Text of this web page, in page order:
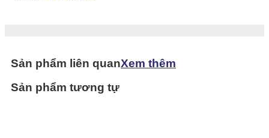
Sản phẩm liên quanXem thêm
Sản phẩm tương tự